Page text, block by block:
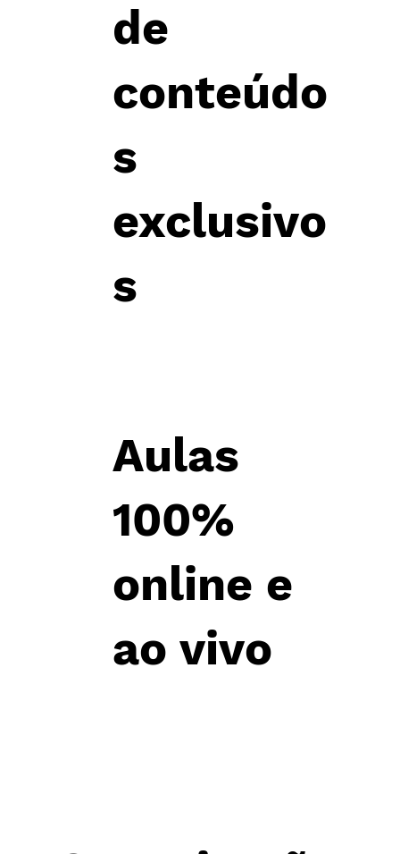
Aulas
100%
online e
ao vivo
de
conteúdo
s
exclusivo
s